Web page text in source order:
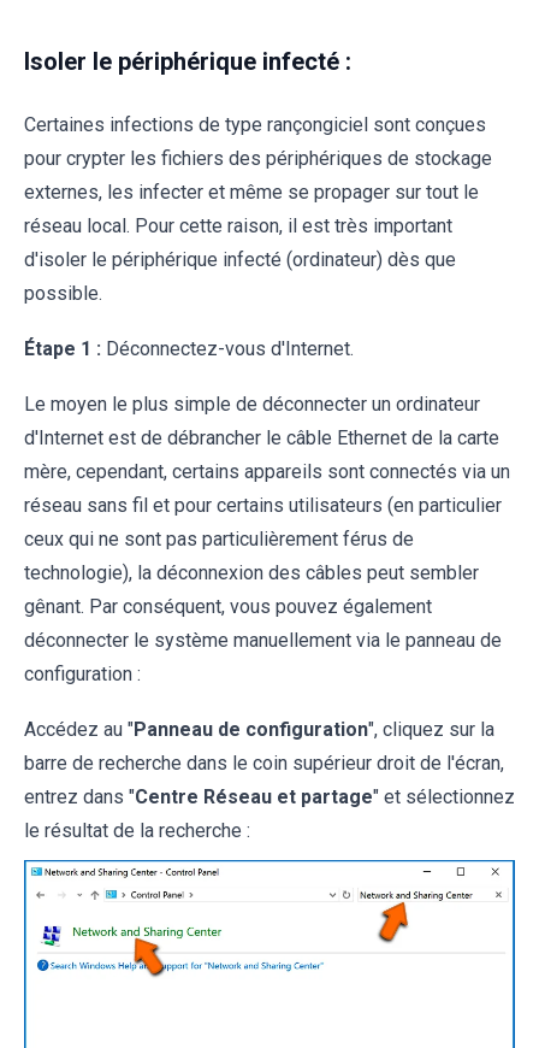
Isoler le périphérique infecté :
Certaines infections de type rançongiciel sont conçues
pour crypter les fichiers des périphériques de stockage
externes, les infecter et même se propager sur tout le
réseau local. Pour cette raison, il est très important
d'isoler le périphérique infecté (ordinateur) dès que
possible.
Étape 1 : Déconnectez-vous d'Internet.
Le moyen le plus simple de déconnecter un ordinateur
d'Internet est de débrancher le câble Ethernet de la carte
mère, cependant, certains appareils sont connectés via un
réseau sans fil et pour certains utilisateurs (en particulier
ceux qui ne sont pas particulièrement férus de
technologie), la déconnexion des câbles peut sembler
gênant. Par conséquent, vous pouvez également
déconnecter le système manuellement via le panneau de
configuration :
Accédez au "Panneau de configuration", cliquez sur la
barre de recherche dans le coin supérieur droit de l'écran,
entrez dans "Centre Réseau et partage" et sélectionnez
le résultat de la recherche :